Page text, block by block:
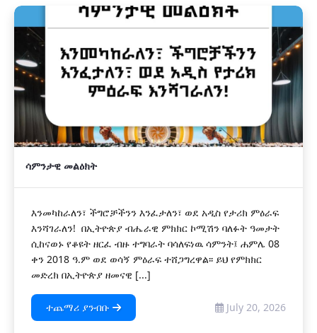
ሳምንታዊ መልዕክት
እንመካከራለን፣ ችግሮቻችንን እንፈታለን፣ ወደ አዲስ የታሪክ ምዕራፍ
እንሻገራለን! በኢትዮጵያ ብሔራዊ ምክክር ኮሚሽን ባለፉት ዓመታት
ሲከናወኑ የቆዩት ዘርፈ ብዙ ተግባራት ባሳለፍነዉ ሳምንት፤ ሐምሌ 08
ቀን 2018 ዓ.ም ወደ ወሳኝ ምዕራፍ ተሸጋግረዋል፡፡ ይህ የምክክር
መድረክ በኢትዮጵያ ዘመናዊ [...]
ተጨማሪ ያንብቡ July 20, 2026